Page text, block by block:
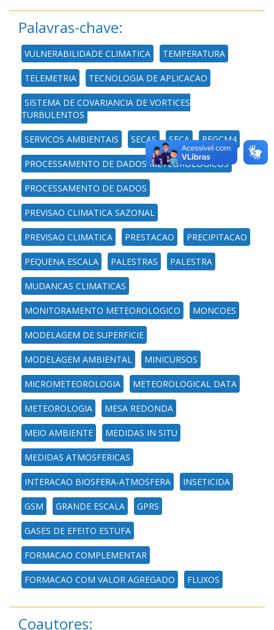
Palavras-chave:
VULNERABILIDADE CLIMATICA TEMPERATURA
TELEMETRIA TECNOLOGIA DE APLICACAO
SISTEMA DE COVARIANCIA DE VORTICES
TURBULENTOS
SERVICOS AMBIENTAIS SECAS SECA REGCM4
PROCESSAMENTO DE DADOS METEOROLOGICOS
PROCESSAMENTO DE DADOS
PREVISAO CLIMATICA SAZONAL
PREVISAO CLIMATICA PRESTACAO PRECIPITACAO
PEQUENA ESCALA PALESTRAS PALESTRA
MUDANCAS CLIMATICAS
MONITORAMENTO METEOROLOGICO MONCOES
MODELAGEM DE SUPERFICIE
MODELAGEM AMBIENTAL MINICURSOS
MICROMETEOROLOGIA METEOROLOGICAL DATA
METEOROLOGIA MESA REDONDA
MEIO AMBIENTE MEDIDAS IN SITU
MEDIDAS ATMOSFERICAS
INTERACAO BIOSFERA-ATMOSFERA INSETICIDA
GSM GRANDE ESCALA GPRS
GASES DE EFEITO ESTUFA
FORMACAO COMPLEMENTAR
FORMACAO COM VALOR AGREGADO FLUXOS
Coautores: